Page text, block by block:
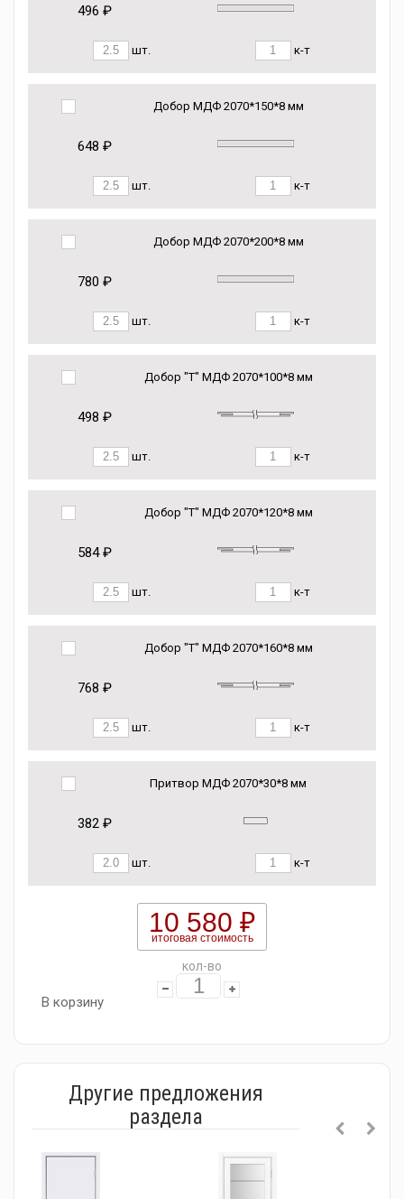
496 ₽
шт. к-т
Добор МДФ 2070*150*8 мм
648 ₽
шт. к-т
Добор МДФ 2070*200*8 мм
780 ₽
шт. к-т
Добор "Т" МДФ 2070*100*8 мм
498 ₽
шт. к-т
Добор "Т" МДФ 2070*120*8 мм
584 ₽
шт. к-т
Добор "Т" МДФ 2070*160*8 мм
768 ₽
шт. к-т
Притвор МДФ 2070*30*8 мм
382 ₽
шт. к-т
10 580 ₽
итоговая стоимость
кол-во
В корзину
Другие предложения
раздела